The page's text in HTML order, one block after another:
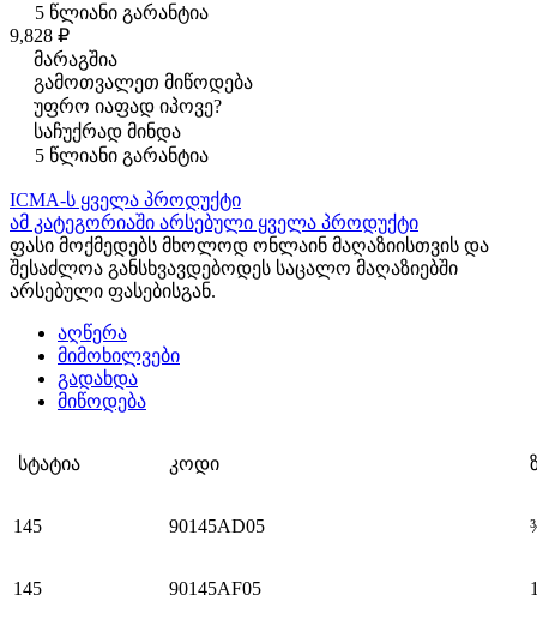
5 წლიანი გარანტია
9,828 ₽
მარაგშია
გამოთვალეთ მიწოდება
უფრო იაფად იპოვე?
საჩუქრად მინდა
5 წლიანი გარანტია
ICMA-ს ყველა პროდუქტი
ამ კატეგორიაში არსებული ყველა პროდუქტი
ფასი მოქმედებს მხოლოდ ონლაინ მაღაზიისთვის და
შესაძლოა განსხვავდებოდეს საცალო მაღაზიებში
არსებული ფასებისგან.
აღწერა
მიმოხილვები
გადახდა
მიწოდება
სტატია კოდი
145 90145AD05
145 90145AF05